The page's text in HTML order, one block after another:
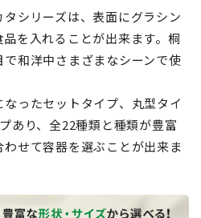
シリーズは、表面にグラシン
を入れることが出来ます。桐
和洋中さまざまなシーンで使
ったセットタイプ、丸型タイ
あり、全22種類と種類が豊富
せて容器を選ぶことが出来ま